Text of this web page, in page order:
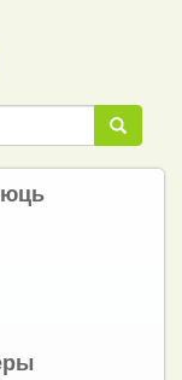
Пошук
Пошук